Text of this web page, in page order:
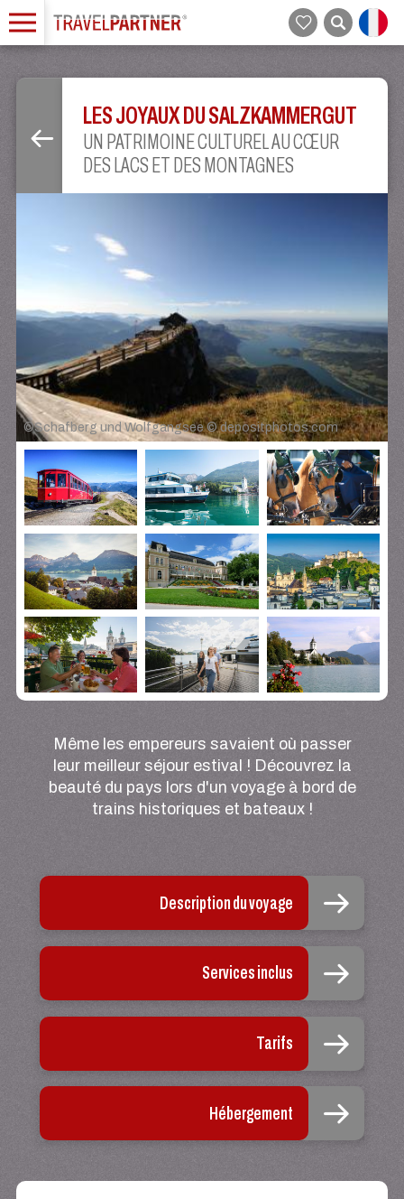
LES JOYAUX DU SALZKAMMERGUT
UN PATRIMOINE CULTUREL AU CŒUR
DES LACS ET DES MONTAGNES
©Schafberg und Wolfgangsee © depositphotos.com
Même les empereurs savaient où passer
leur meilleur séjour estival ! Découvrez la
beauté du pays lors d'un voyage à bord de
trains historiques et bateaux !
Description du voyage
Services inclus
Tarifs
Hébergement